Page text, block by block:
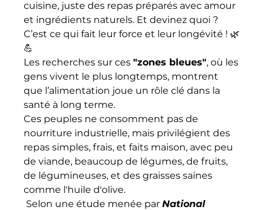
cuisine, juste des repas préparés avec amour
et ingrédients naturels. Et devinez quoi ?
C’est ce qui fait leur force et leur longévité ! 🌿
💪
Les recherches sur ces "zones bleues", où les
gens vivent le plus longtemps, montrent
que l’alimentation joue un rôle clé dans la
santé à long terme.
Ces peuples ne consomment pas de
nourriture industrielle, mais privilégient des
repas simples, frais, et faits maison, avec peu
de viande, beaucoup de légumes, de fruits,
de légumineuses, et des graisses saines
comme l'huile d'olive.
Selon une étude menée par National